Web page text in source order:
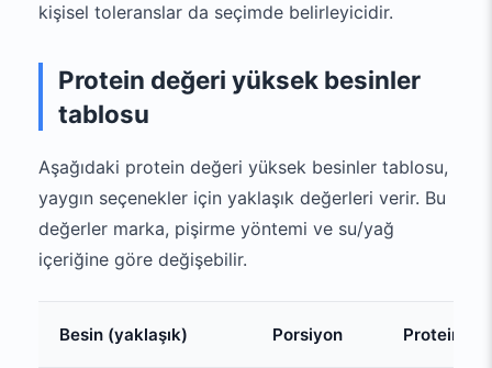
kişisel toleranslar da seçimde belirleyicidir.
Protein değeri yüksek besinler
tablosu
Aşağıdaki protein değeri yüksek besinler tablosu,
yaygın seçenekler için yaklaşık değerleri verir. Bu
değerler marka, pişirme yöntemi ve su/yağ
içeriğine göre değişebilir.
Besin (yaklaşık) Porsiyon Protein (g)